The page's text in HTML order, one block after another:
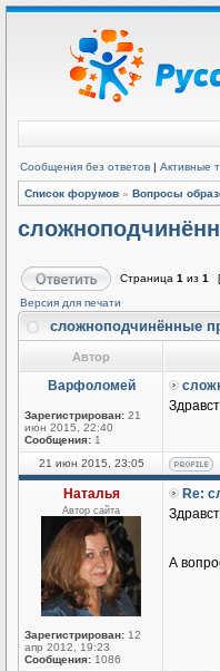
Сообщения без ответов | Активные
Список форумов » Вопросы
Страница 1 из 1
Версия для печати
сложноподчинённые
Автор
Варфоломей
Зарегистрирован: 21
июн 2015, 22:40
Сообщения: 1
21 июн 2015, 23:05
Наталья
Автор сайта
Зарегистрирован: 12
апр 2012, 19:23
Сообщения: 1086
Re:
А